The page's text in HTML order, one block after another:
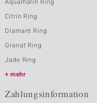
Citrin Ring
Diamant Ring
Granat Ring
Jade Ring
mehr
Zahlungsinformation